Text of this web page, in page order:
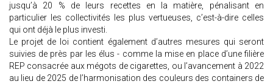
jusqu’à 20 % de leurs recettes en la matière, pénalisant en
particulier les collectivités les plus vertueuses, c’est-à-dire celles
qui ont déjà le plus investi.
Le projet de loi contient également d’autres mesures qui seront
suivies de près par les élus - comme la mise en place d’une filière
REP consacrée aux mégots de cigarettes, ou l’avancement à 2022
au lieu de 2025 de l’harmonisation des couleurs des containers de